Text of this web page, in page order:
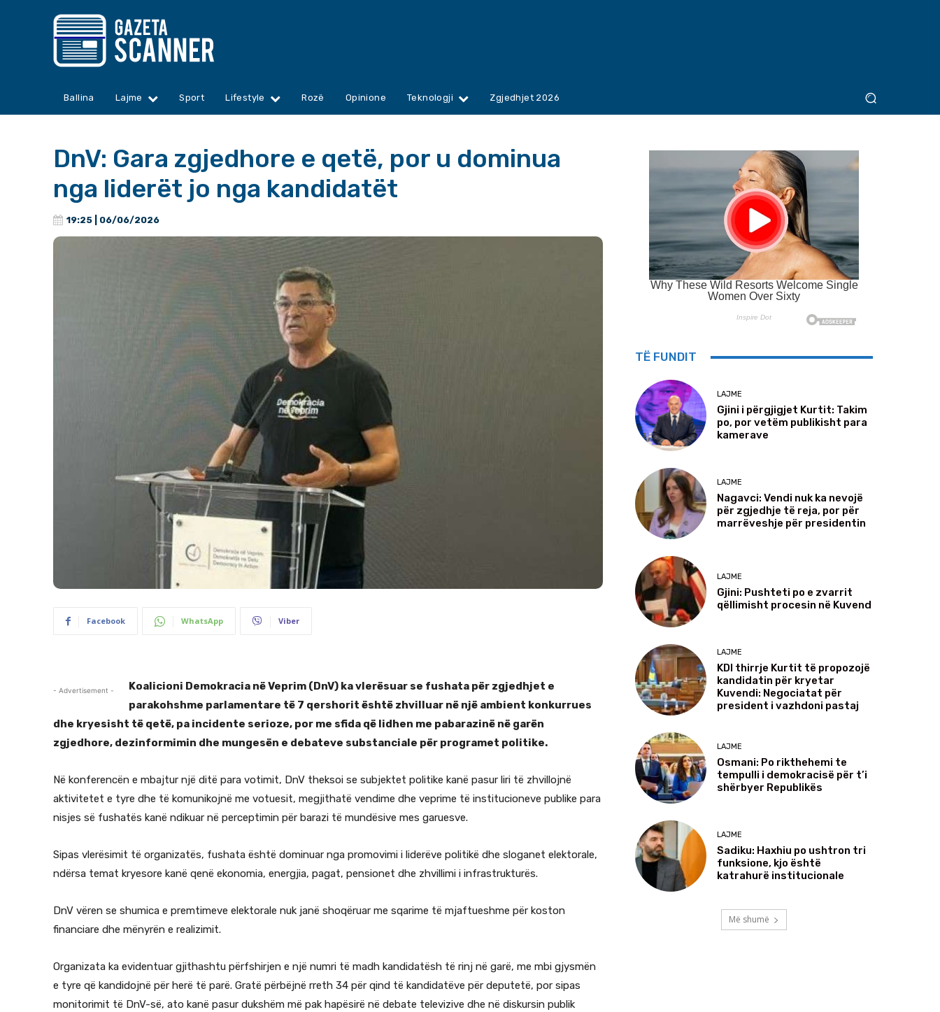
Ballina Lajme Sport Lifestyle Rozë Opinione Teknologji Zgjedhjet 2026
DnV: Gara zgjedhore e qetë, por u dominua
nga liderët jo nga kandidatët
19:25 | 06/06/2026
Facebook WhatsApp Viber
- Advertisement -
Koalicioni Demokracia në Veprim (DnV) ka vlerësuar se fushata për zgjedhjet e
parakohshme parlamentare të 7 qershorit është zhvilluar në një ambient konkurrues
dhe kryesisht të qetë, pa incidente serioze, por me sfida që lidhen me pabarazinë në garën
zgjedhore, dezinformimin dhe mungesën e debateve substanciale për programet politike.
Në konferencën e mbajtur një ditë para votimit, DnV theksoi se subjektet politike kanë pasur liri të zhvillojnë
aktivitetet e tyre dhe të komunikojnë me votuesit, megjithatë vendime dhe veprime të institucioneve publike para
nisjes së fushatës kanë ndikuar në perceptimin për barazi të mundësive mes garuesve.
Sipas vlerësimit të organizatës, fushata është dominuar nga promovimi i liderëve politikë dhe sloganet elektorale,
ndërsa temat kryesore kanë qenë ekonomia, energjia, pagat, pensionet dhe zhvillimi i infrastrukturës.
DnV vëren se shumica e premtimeve elektorale nuk janë shoqëruar me sqarime të mjaftueshme për koston
financiare dhe mënyrën e realizimit.
Organizata ka evidentuar gjithashtu përfshirjen e një numri të madh kandidatësh të rinj në garë, me mbi gjysmën
e tyre që kandidojnë për herë të parë. Gratë përbëjnë rreth 34 për qind të kandidatëve për deputetë, por sipas
monitorimit të DnV-së, ato kanë pasur dukshëm më pak hapësirë në debate televizive dhe në diskursin publik
TË FUNDIT
LAJME
Gjini i përgjigjet Kurtit: Takim
po, por vetëm publikisht para
kamerave
LAJME
Nagavci: Vendi nuk ka nevojë
për zgjedhje të reja, por për
marrëveshje për presidentin
LAJME
Gjini: Pushteti po e zvarrit
qëllimisht procesin në Kuvend
LAJME
KDI thirrje Kurtit të propozojë
kandidatin për kryetar
Kuvendi: Negociatat për
president i vazhdoni pastaj
LAJME
Osmani: Po rikthehemi te
tempulli i demokracisë për t’i
shërbyer Republikës
LAJME
Sadiku: Haxhiu po ushtron tri
funksione, kjo është
katrahurë institucionale
Më shumë